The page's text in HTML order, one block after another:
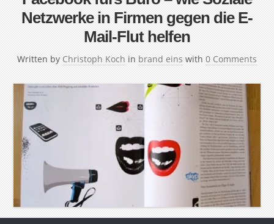
Netzwerke in Firmen gegen die E-
Mail-Flut helfen
Written by Christoph Koch in brand eins with 0 Comments